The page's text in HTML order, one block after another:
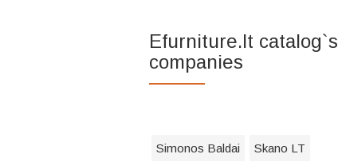
Efurniture.lt catalog`s
companies
Simonos Baldai Skano LT